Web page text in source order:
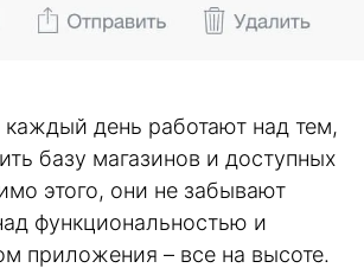
каждый день работают над тем,
базу магазинов и доступных
этого, они не забывают
функциональностью и
приложения – все на высоте.